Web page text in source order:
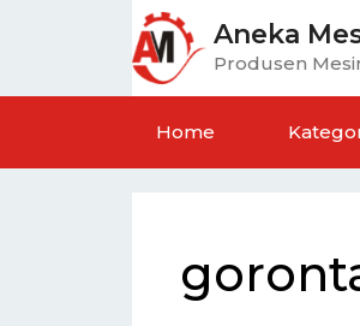
Aneka
Produsen
Home